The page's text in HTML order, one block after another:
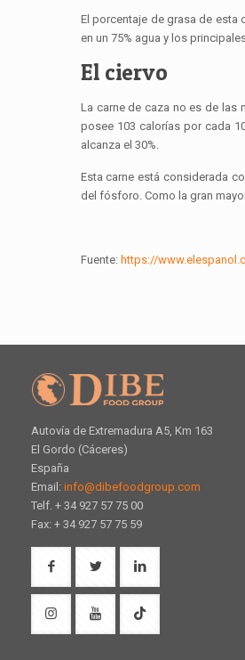
El porcentaje de grasa de esta
en un 75% agua y los
El ciervo
La carne de caza no es de las
posee 103 calorías por cada
alcanza el 30%.
Esta carne está considerada
del fósforo. Como la gran
Fuente: https://
Autovía de Extremadura A5, Km 163
El Gordo (Cáceres)
España
Email: info@dibefoodgroup.com
Telf. + 34 927 57 75 00
Fax: + 34 927 57 75 59